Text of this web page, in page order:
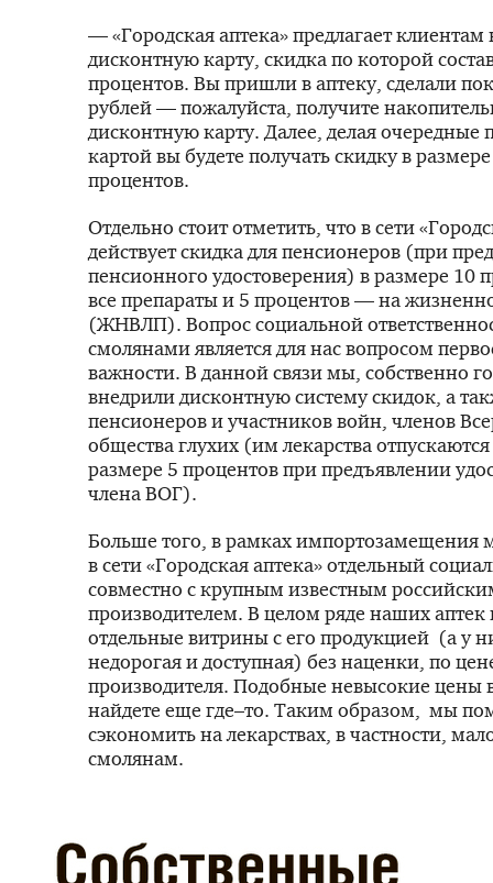
— «Городская аптека» предлагает
дисконтную карту, скидка по которой
процентов. Вы пришли в аптеку, сделали
рублей — пожалуйста, получите
дисконтную карту. Далее, делая очередные
картой вы будете получать скидку в
процентов.
Отдельно стоит отметить, что в сети
действует скидка для пенсионеров (при
пенсионного удостоверения) в размере 10
все препараты и 5 процентов — на
(ЖНВЛП). Вопрос социальной
смолянами является для нас вопросом
важности. В данной связи мы, собственно
внедрили дисконтную систему скидок, а
пенсионеров и участников войн, членов
общества глухих (им лекарства
размере 5 процентов при предъявлении
члена ВОГ).
Больше того, в рамках импортозамещения
в сети «Городская аптека» отдельный
совместно с крупным известным
производителем. В целом ряде наших
отдельные витрины с его продукцией (а у
недорогая и доступная) без наценки, по
производителя. Подобные невысокие цены
найдете еще где–то. Таким образом, мы
сэкономить на лекарствах, в частности,
смолянам.